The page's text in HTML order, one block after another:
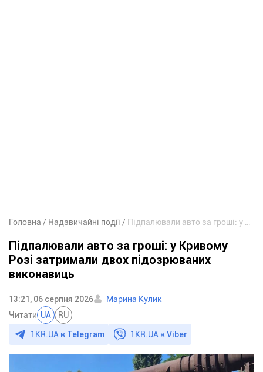
Головна Надзвичайні події
Підпалювали авто за гроші: у Кривому
Розі затримали двох підозрюваних
виконавиць
13:21, 06 серпня 2026
Марина Кулик
Читати UA RU
1KR.UA в Telegram 1KR.UA вViber